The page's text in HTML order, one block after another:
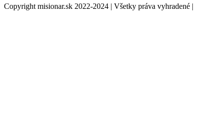
Copyright misionar.sk 2022-2024 | Všetky práva vyhradené |